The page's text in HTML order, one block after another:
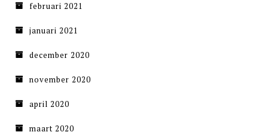
februari 2021
januari 2021
december 2020
november 2020
april 2020
maart 2020